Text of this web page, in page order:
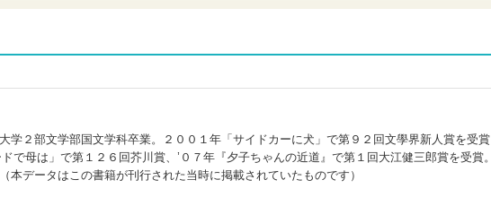
学２部文学部国文学科卒業。２００１年「サイドカーに犬」で第９２回文學界新人賞を受賞
で母は」で第１２６回芥川賞、’０７年『夕子ちゃんの近道』で第１回大江健三郎賞を受賞。
本データはこの書籍が刊行された当時に掲載されていたものです）